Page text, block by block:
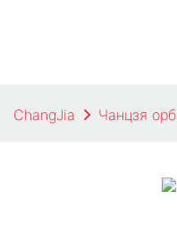
ChangJia Чанцзя